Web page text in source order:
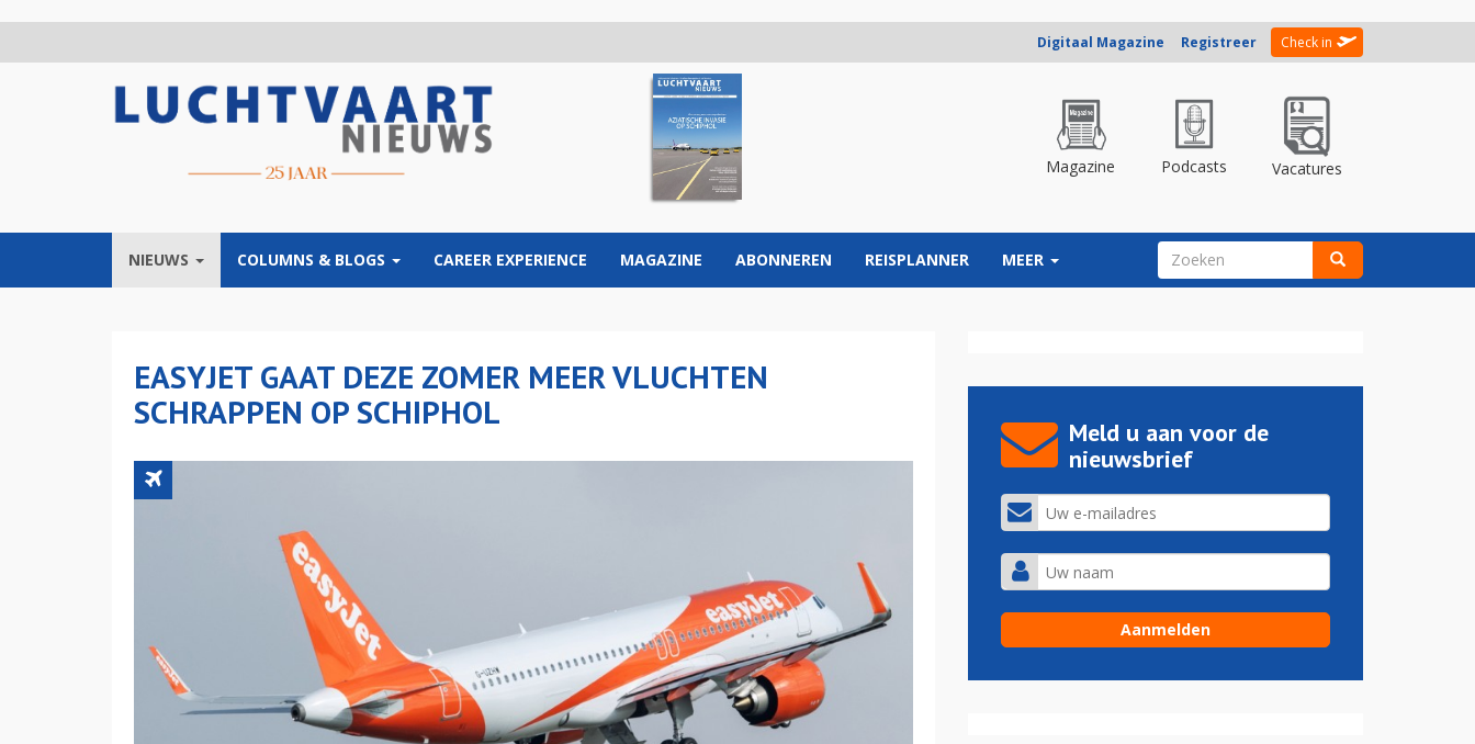
Digitaal Magazine Registreer Check in
Magazine Podcasts Vacatures
NIEUWS COLUMNS & BLOGS CAREER EXPERIENCE MAGAZINE ABONNEREN REISPLANNER MEER ZOEKVELD
EASYJET GAAT DEZE ZOMER MEER VLUCHTEN
SCHRAPPEN OP SCHIPHOL
Meld u aan voor de
nieuwsbrief